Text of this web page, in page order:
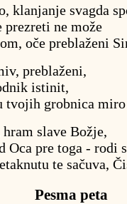
klanjanje svagda
prezreti ne može
oče preblaženi
preblaženi,
istinit,
tvojih grobnica
slave Božje,
Oca pre toga - rodi
te sačuva,
Pesma peta